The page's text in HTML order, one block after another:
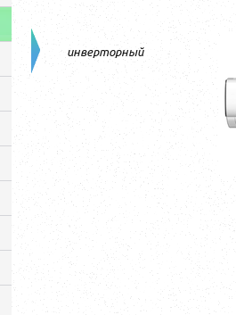
инверторный